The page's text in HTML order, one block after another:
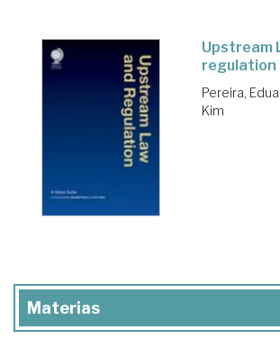
Upstream
regulation
Pereira,
Kim
Materias